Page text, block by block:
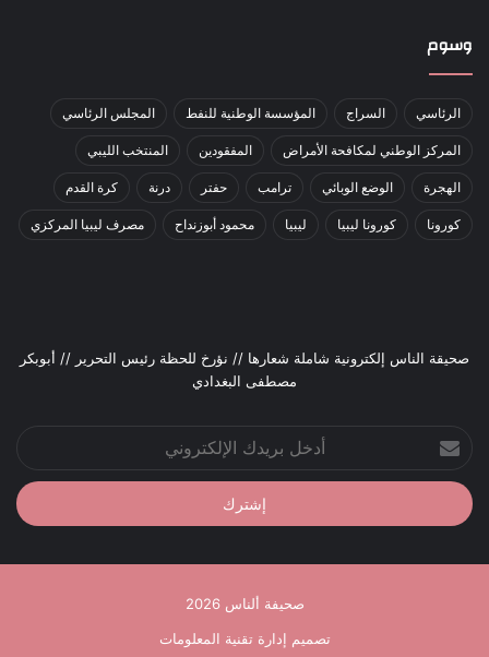
وسوم
الرئاسي السراج المؤسسة الوطنية للنفط المجلس الرئاسي
المركز الوطني لمكافحة الأمراض المفقودين المنتخب الليبي
الهجرة الوضع الوبائي ترامب حفتر درنة كرة القدم
كورونا كورونا ليبيا ليبيا محمود أبوزنداح مصرف ليبيا المركزي
صحيقة الناس إلكترونية شاملة شعارها // نؤرخ للحظة رئيس التحرير // أبوبكر
مصطفى البغدادي
بريدك
الإلكتروني
صحيفة ألناس 2026
تصميم إدارة تقنية المعلومات